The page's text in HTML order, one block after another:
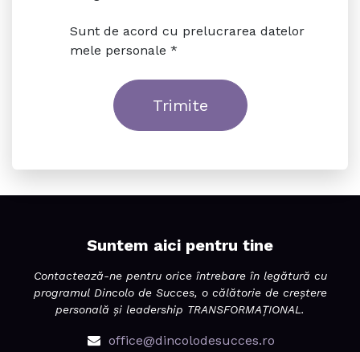
Sunt de acord cu prelucrarea datelor
mele personale *
Trimite
Suntem aici pentru tine
Contactează-ne pentru orice întrebare în legătură cu
programul Dincolo de Succes, o călătorie de creștere
personală și leadership TRANSFORMAȚIONAL.
office@dincolodesucces.ro